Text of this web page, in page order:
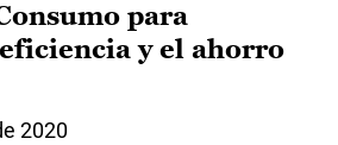
para
y el ahorro
2020